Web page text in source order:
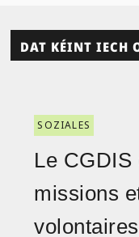
DAT KÉINT IECH
SOZIALES
Le CGDIS
missions
volontaires